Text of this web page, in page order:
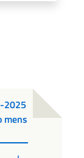
2025
mens